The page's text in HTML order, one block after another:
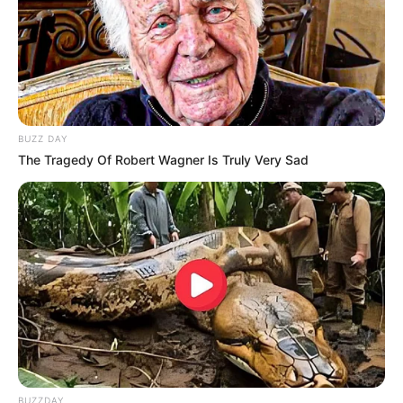
Mensagem*
BUSCAR
DESTAQUES
FACEBOOK
BUZZ DAY
The Tragedy Of Robert Wagner Is Truly Very Sad
BUZZDAY